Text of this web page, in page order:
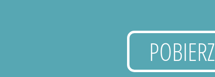
POBIERZ